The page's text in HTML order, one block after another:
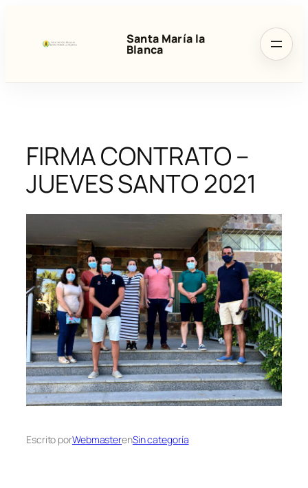
contenido
Santa María la
Blanca
FIRMA CONTRATO –
JUEVES SANTO 2021
Escrito porWebmasterenSin categoría